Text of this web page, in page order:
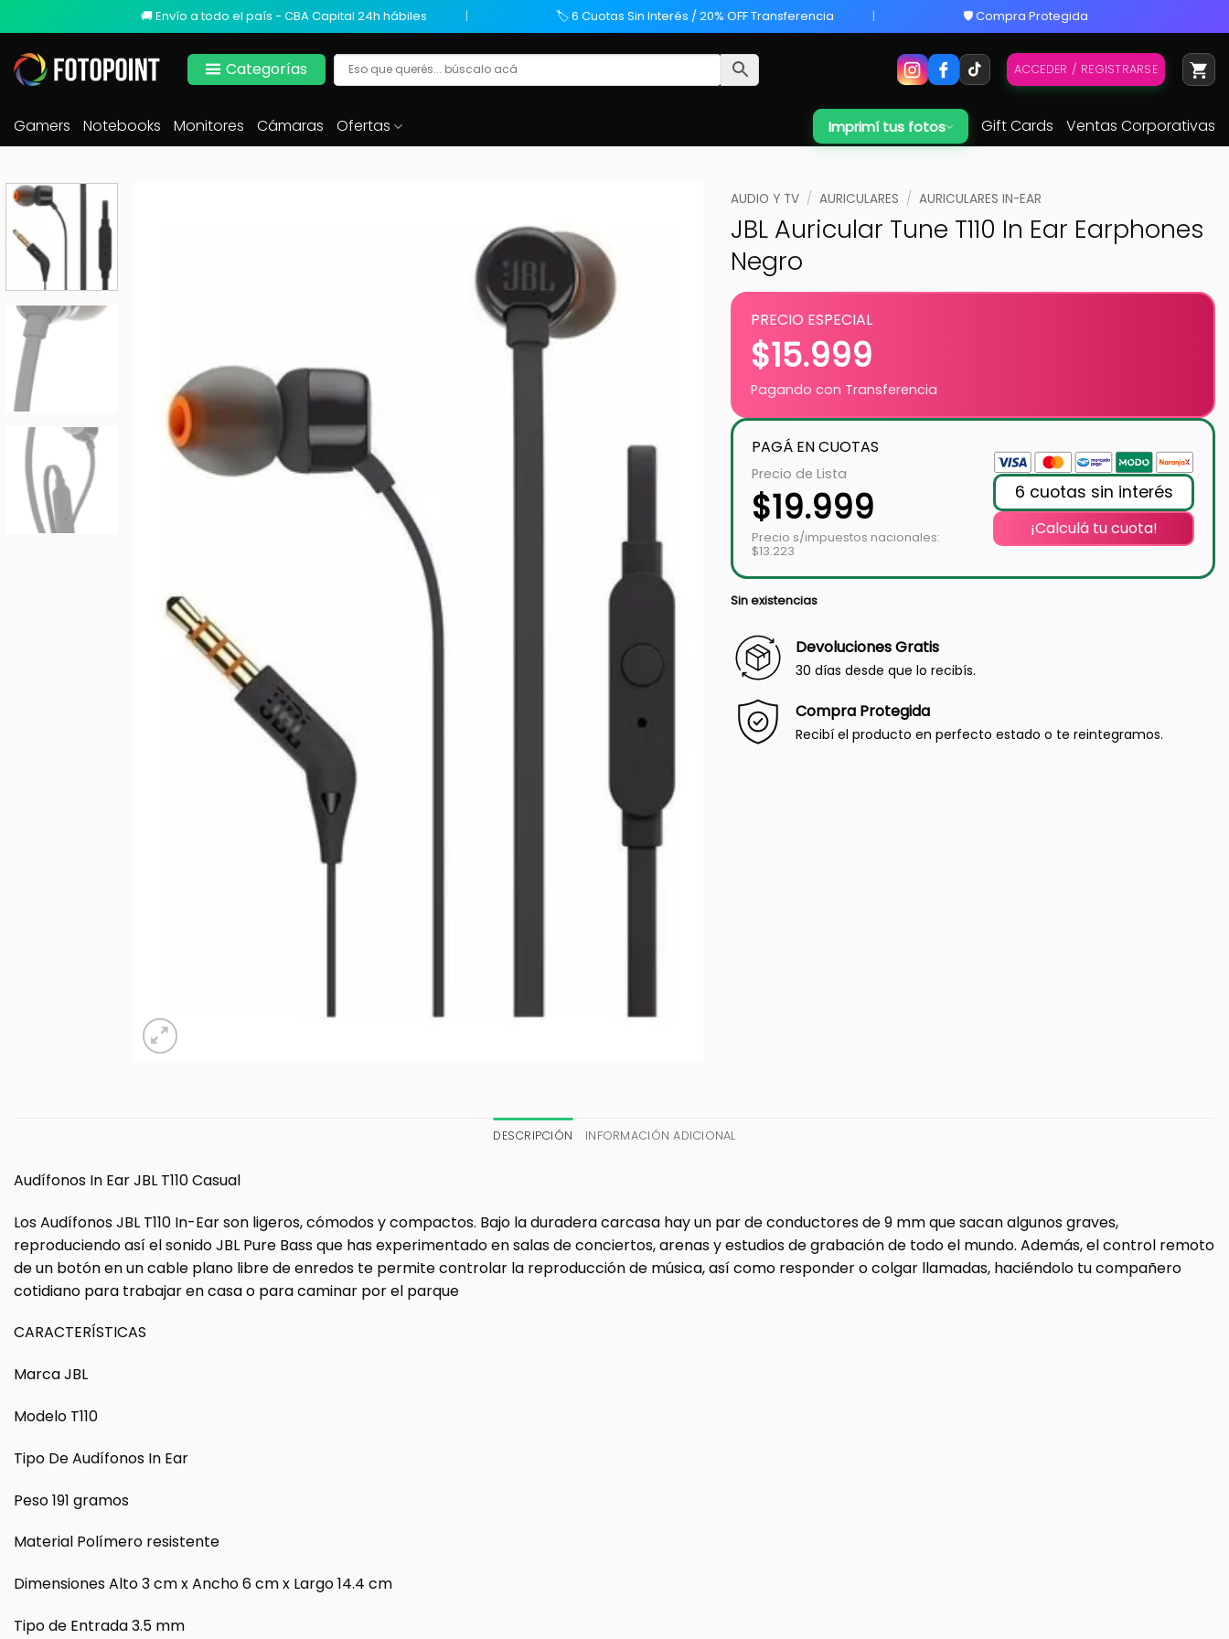
🚚 Envío a todo el país - CBA Capital 24h hábiles 🏷️ 6 Cuotas Sin Interés / 20% OFF Transferencia 🛡️ Compra Protegida
Categorías ACCEDER / REGISTRARSE
Gamers Notebooks Monitores Cámaras Ofertas Imprimí tus fotos Gift Cards Ventas Corporativas
AUDIO Y TV / AURICULARES / AURICULARES IN-EAR
JBL Auricular Tune T110 In Ear Earphones
Negro
PRECIO ESPECIAL
$15.999
Pagando con Transferencia
PAGÁ EN CUOTAS
Precio de Lista
$19.999
Precio s/impuestos nacionales:
$13.223
6 cuotas sin interés
¡Calculá tu cuota!
Sin existencias
Devoluciones Gratis
30 días desde que lo recibís.
Compra Protegida
Recibí el producto en perfecto estado o te reintegramos.
DESCRIPCIÓN INFORMACIÓN ADICIONAL
Audífonos In Ear JBL T110 Casual
Los Audífonos JBL T110 In-Ear son ligeros, cómodos y compactos. Bajo la duradera carcasa hay un par de conductores de 9 mm que sacan algunos graves,
reproduciendo así el sonido JBL Pure Bass que has experimentado en salas de conciertos, arenas y estudios de grabación de todo el mundo. Además, el control remoto
de un botón en un cable plano libre de enredos te permite controlar la reproducción de música, así como responder o colgar llamadas, haciéndolo tu compañero
cotidiano para trabajar en casa o para caminar por el parque
CARACTERÍSTICAS
Marca JBL
Modelo T110
Tipo De Audífonos In Ear
Peso 191 gramos
Material Polímero resistente
Dimensiones Alto 3 cm x Ancho 6 cm x Largo 14.4 cm
Tipo de Entrada 3.5 mm